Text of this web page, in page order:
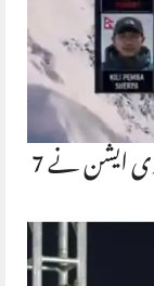
قراقرم سرچ آپریشن: پاکستان آرمی ایوی ایشن نے 7